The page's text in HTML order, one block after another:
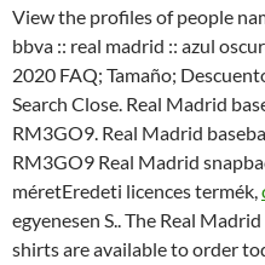
View the profiles of people
bbva :: real madrid :: azul
2020 FAQ; Tamaño;
Search Close. Real Madrid
RM3GO9. Real Madrid
RM3GO9 Real Madrid
méretEredeti licences termék,
egyenesen S.. The Real
shirts are available to order